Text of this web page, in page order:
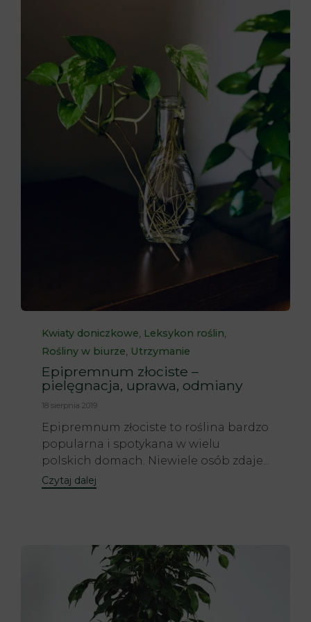
Category
Kwiaty doniczkowe, Leksykon roślin,
Rośliny w biurze, Utrzymanie
Epipremnum złociste –
pielęgnacja, uprawa, odmiany
18 sierpnia 2019
Epipremnum złociste to roślina bardzo
popularna i spotykana w wielu
polskich domach. Niewiele osób zdaje...
Czytaj dalej